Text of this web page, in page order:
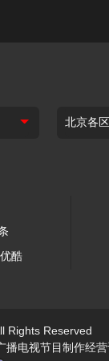
优酷
Rights Reserved
播电视节目制作经